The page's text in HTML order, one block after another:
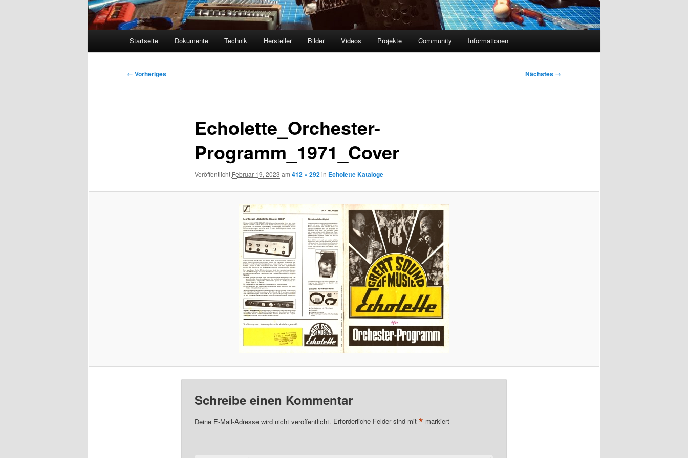
Startseite Dokumente Technik Hersteller Bilder Videos Projekte Community Informationen
Bilder-
← Vorheriges Nächstes →
Echolette_Orchester-
Programm_1971_Cover
Veröffentlicht Februar 19, 2023 am 412 × 292in Echolette Kataloge
Schreibe einen Kommentar
Deine E-Mail-Adresse wird nicht veröffentlicht. Erforderliche Felder sind mit * markiert